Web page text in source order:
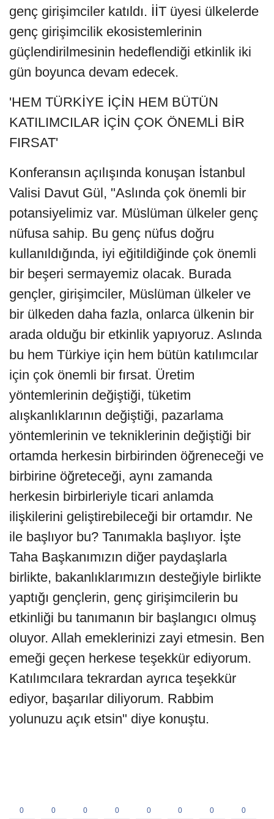
genç girişimciler katıldı. İİT üyesi ülkelerde
genç girişimcilik ekosistemlerinin
güçlendirilmesinin hedeflendiği etkinlik iki
gün boyunca devam edecek.
'HEM TÜRKİYE İÇİN HEM BÜTÜN
KATILIMCILAR İÇİN ÇOK ÖNEMLİ BİR
FIRSAT'
Konferansın açılışında konuşan İstanbul
Valisi Davut Gül, "Aslında çok önemli bir
potansiyelimiz var. Müslüman ülkeler genç
nüfusa sahip. Bu genç nüfus doğru
kullanıldığında, iyi eğitildiğinde çok önemli
bir beşeri sermayemiz olacak. Burada
gençler, girişimciler, Müslüman ülkeler ve
bir ülkeden daha fazla, onlarca ülkenin bir
arada olduğu bir etkinlik yapıyoruz. Aslında
bu hem Türkiye için hem bütün katılımcılar
için çok önemli bir fırsat. Üretim
yöntemlerinin değiştiği, tüketim
alışkanlıklarının değiştiği, pazarlama
yöntemlerinin ve tekniklerinin değiştiği bir
ortamda herkesin birbirinden öğreneceği ve
birbirine öğreteceği, aynı zamanda
herkesin birbirleriyle ticari anlamda
ilişkilerini geliştirebileceği bir ortamdır. Ne
ile başlıyor bu? Tanımakla başlıyor. İşte
Taha Başkanımızın diğer paydaşlarla
birlikte, bakanlıklarımızın desteğiyle birlikte
yaptığı gençlerin, genç girişimcilerin bu
etkinliği bu tanımanın bir başlangıcı olmuş
oluyor. Allah emeklerinizi zayi etmesin. Ben
emeği geçen herkese teşekkür ediyorum.
Katılımcılara tekrardan ayrıca teşekkür
ediyor, başarılar diliyorum. Rabbim
yolunuzu açık etsin" diye konuştu.